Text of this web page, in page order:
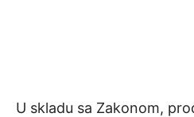
U skladu sa Zakonom,